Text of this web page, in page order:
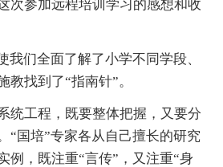
次参加远程培训学习的感想和收
我们全面了解了小学不同学段、
教找到了“指南针”。
统工程，既要整体把握，又要分
“国培”专家各从自己擅长的研究
例，既注重“言传”，又注重“身